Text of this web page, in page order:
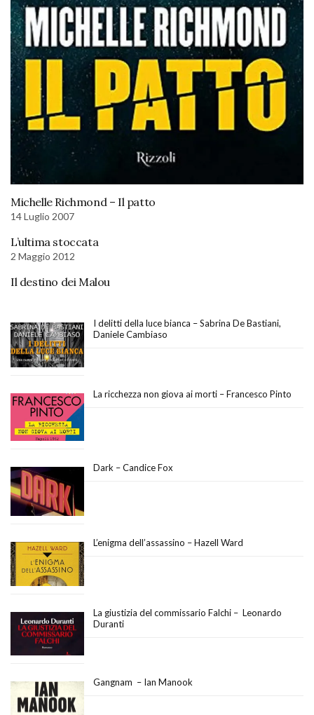
Michelle Richmond – Il patto
14 Luglio 2007
L’ultima stoccata
2 Maggio 2012
Il destino dei Malou
I delitti della luce bianca – Sabrina De Bastiani,
Daniele Cambiaso
La ricchezza non giova ai morti – Francesco Pinto
Dark – Candice Fox
L’enigma dell’assassino – Hazell Ward
La giustizia del commissario Falchi – Leonardo
Duranti
Gangnam – Ian Manook